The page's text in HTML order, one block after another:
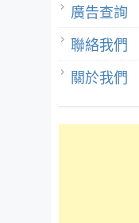
廣告查詢
聯絡我們
關於我們